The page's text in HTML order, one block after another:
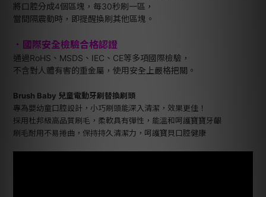
將口腔分成4個區塊，每30秒刷一區，
當間隔震動時，即提醒換刷其他區塊。
．國際安全檢驗合格認證
通過RoHS、MSDS、IEC、CE等多項國際檢驗，
不含對人體有害的重金屬，使用安全上嚴格把關。
Brush Baby 兒童電動牙刷替換刷頭
專為嬰幼童口腔設計，小巧刷頭能深入清潔，效果更佳！
採用杜邦級高品質刷毛，柔軟具有彈性，能溫和呵護寶寶牙齦
刷毛耐用不易捲曲，保持持久清潔力，呵護寶貝口腔健康